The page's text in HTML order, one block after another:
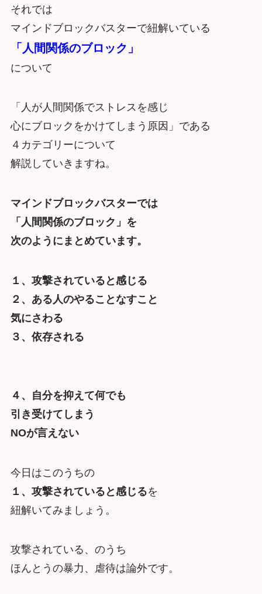
それでは
マインドブロックバスターで紐解いている
「人間関係のブロック」
について
「人が人間関係でストレスを感じ
心にブロックをかけてしまう原因」である
４カテゴリーについて
解説していきますね。
マインドブロックバスターでは
「人間関係のブロック」を
次のようにまとめています。
１、攻撃されていると感じる
２、ある人のやることなすこと
気にさわる
３、依存される
４、自分を抑えて何でも
引き受けてしまう
NOが言えない
今日はこのうちの
１、攻撃されていると感じるを
紐解いてみましょう。
攻撃されている、のうち
ほんとうの暴力、虐待は論外です。